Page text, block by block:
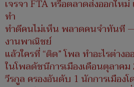
เจรจา FTA หรือตลาดส่งออกให
ทำ
ทำดีคนไม่เห็น พลาดคนจำทันที
งานพาณิชย์
แล้วใครที่ “ติด” โพล ทำอะไรต่างอ
ในโพลดัชนีการเมืองเดือนตุลาค
วีรกูล ครองอันดับ 1 นักการเมือง